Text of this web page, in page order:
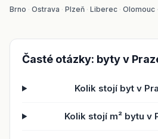
Brno · Ostrava · Plzeň · Liberec · Olomouc ·
Časté otázky: byty v
Kolik stojí byt v
Kolik stojí m² bytu v